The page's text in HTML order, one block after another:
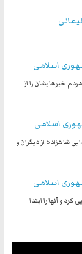
اسلامی
خبرهایشان را از
اسلامی
شاهزاده از دیگران و
اسلامی
و آنها را ابتدا